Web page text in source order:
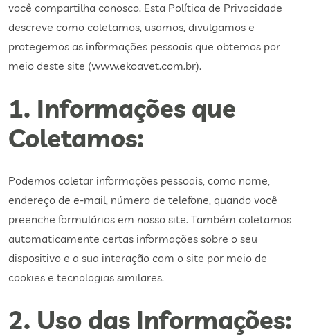
você compartilha conosco. Esta Política de Privacidade
descreve como coletamos, usamos, divulgamos e
protegemos as informações pessoais que obtemos por
meio deste site (www.ekoavet.com.br).
1. Informações que
Coletamos:
Podemos coletar informações pessoais, como nome,
endereço de e-mail, número de telefone, quando você
preenche formulários em nosso site. Também coletamos
automaticamente certas informações sobre o seu
dispositivo e a sua interação com o site por meio de
cookies e tecnologias similares.
2. Uso das Informações: